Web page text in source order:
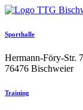
Sporthalle
Hermann-Föry-Str. 7
76476 Bischweier
Training